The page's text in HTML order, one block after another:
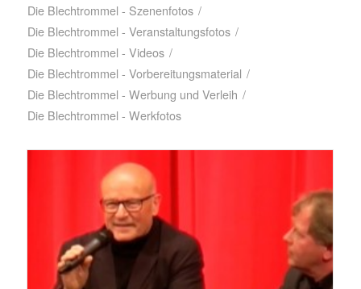
Die Blechtrommel - Szenenfotos /
Die Blechtrommel - Veranstaltungsfotos /
Die Blechtrommel - Videos /
Die Blechtrommel - Vorbereitungsmaterial /
Die Blechtrommel - Werbung und Verleih /
Die Blechtrommel - Werkfotos